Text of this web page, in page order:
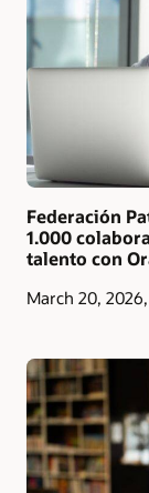
Federación
1.000
talento con
March 20,